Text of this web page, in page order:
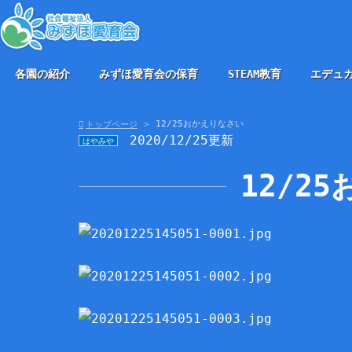
各園の紹介 みずほ愛育会の保育 STEAM教育 エデュ
トップページ 12/25おかえりなさい
はやみや 2020/12/25更新
12/25